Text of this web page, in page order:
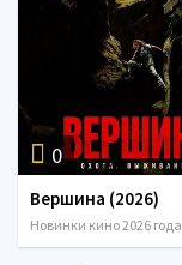
0
Вершина (2026)
Новинки кино 2026 года